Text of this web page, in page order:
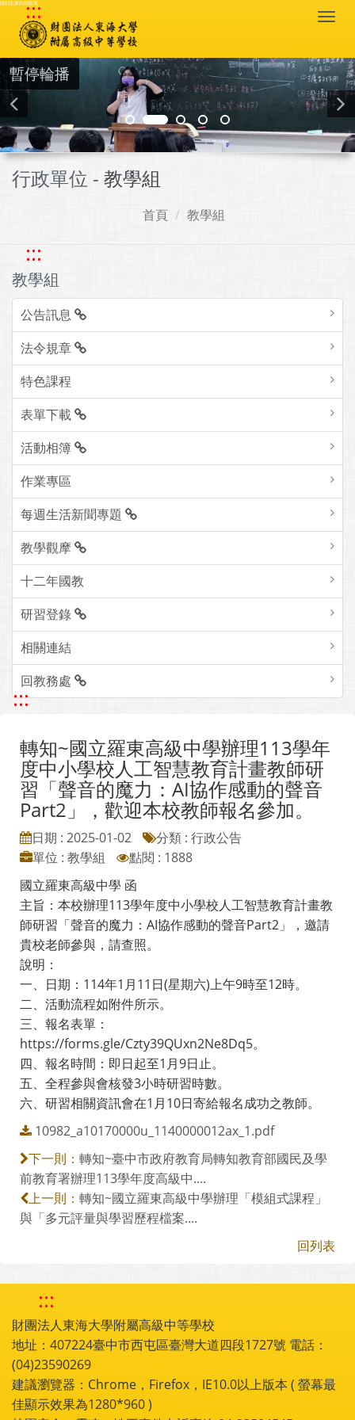
跳到主要內容區塊
:::
暫停輪播
行政單位 - 教學組
首頁 教學組
:::
教學組
公告訊息
法令規章
特色課程
表單下載
活動相簿
作業專區
每週生活新聞專題
教學觀摩
十二年國教
研習登錄
相關連結
回教務處
:::
轉知~國立羅東高級中學辦理113學年
度中小學校人工智慧教育計畫教師研
習「聲音的魔力：AI協作感動的聲音
Part2」，歡迎本校教師報名參加。
日期 : 2025-01-02
分類 : 行政公告
單位 : 教學組
點閱 : 1888
國立羅東高級中學 函
主旨：本校辦理113學年度中小學校人工智慧教育計畫教
師研習「聲音的魔力：AI協作感動的聲音Part2」，邀請
貴校老師參與，請查照。
說明：
一、日期：114年1月11日(星期六)上午9時至12時。
二、活動流程如附件所示。
三、報名表單：
https://forms.gle/Czty39QUxn2Ne8Dq5。
四、報名時間：即日起至1月9日止。
五、全程參與會核發3小時研習時數。
六、研習相關資訊會在1月10日寄給報名成功之教師。
10982_a10170000u_1140000012ax_1.pdf
下一則： 轉知~臺中市政府教育局轉知教育部國民及學
前教育署辦理113學年度高級中....
上一則： 轉知~國立羅東高級中學辦理「模組式課程」
與「多元評量與學習歷程檔案....
回列表
:::
財團法人東海大學附屬高級中等學校
地址：407224臺中市西屯區臺灣大道四段1727號 電話：
(04)23590269
建議瀏覽器：Chrome，Firefox，IE10.0以上版本 ( 螢幕最
佳顯示效果為1280*960 )